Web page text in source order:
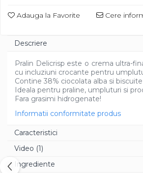
Adauga la Favorite Cere
Descriere
Pralin Delicrisp este o crema ultra-
cu incluziuni crocante pentru
Contine 38% ciocolata alba si
Ideala pentru praline, umpluturi si
Fara grasimi hidrogenate!
Informatii conformitate produs
Caracteristici
Video (1)
Ingrediente